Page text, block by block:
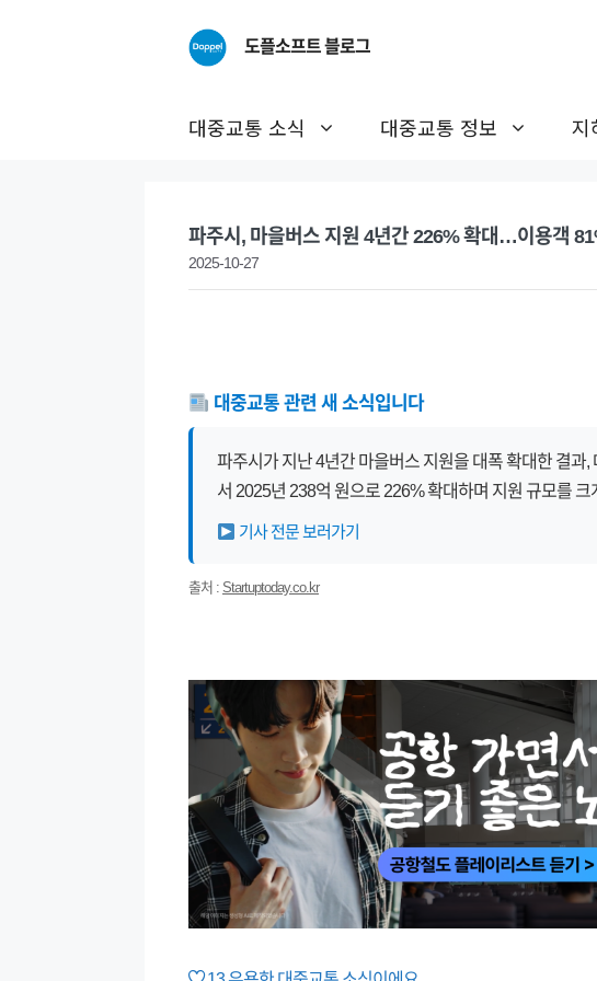
도플소프트 블로그
대중교통 소식 대중교통 정보 지
파주시, 마을버스 지원 4년간 226% 확대…이용객
2025-10-27
대중교통 관련 새 소식입니다
파주시가 지난 4년간 마을버스 지원을 대폭 확대한 결과
서 2025년 238억 원으로 226% 확대하며 지원 규모를 크
기사 전문 보러가기
출처 : Startuptoday.co.kr